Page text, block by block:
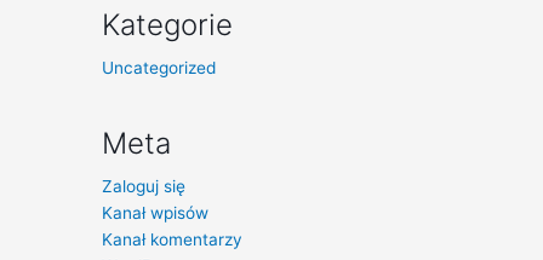
Kategorie
Uncategorized
Meta
Zaloguj się
Kanał wpisów
Kanał komentarzy